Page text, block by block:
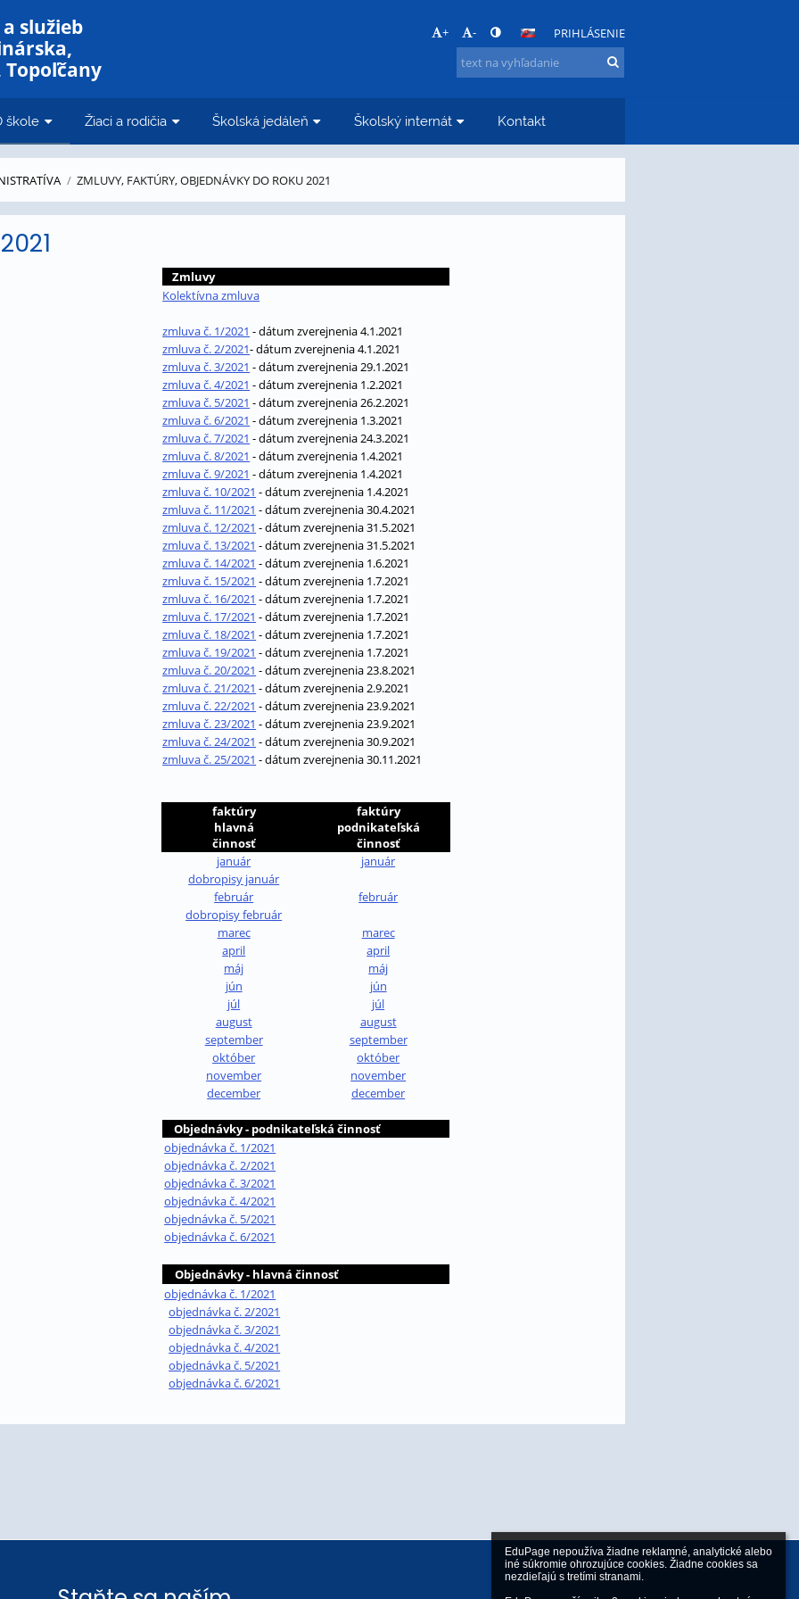
EduPage nepoužíva žiadne reklamné, analytické alebo
iné súkromie ohrozujúce cookies. Žiadne cookies sa
nezdieľajú s tretími stranami.
služieb
Topoľčany
+ - PRIHLÁSENIE
škole Žiaci a rodičia Školská jedáleň Školský internát Kontakt
/ ZMLUVY, FAKTÚRY, OBJEDNÁVKY DO ROKU 2021
2021
<Zmluvy
Kolektívna zmluva
zmluva č. 1/2021 - dátum zverejnenia 4.1.2021
zmluva č. 2/2021- dátum zverejnenia 4.1.2021
zmluva č. 3/2021 - dátum zverejnenia 29.1.2021
zmluva č. 4/2021 - dátum zverejnenia 1.2.2021
zmluva č. 5/2021 - dátum zverejnenia 26.2.2021
zmluva č. 6/2021 - dátum zverejnenia 1.3.2021
zmluva č. 7/2021 - dátum zverejnenia 24.3.2021
zmluva č. 8/2021 - dátum zverejnenia 1.4.2021
zmluva č. 9/2021 - dátum zverejnenia 1.4.2021
zmluva č. 10/2021 - dátum zverejnenia 1.4.2021
zmluva č. 11/2021 - dátum zverejnenia 30.4.2021
zmluva č. 12/2021 - dátum zverejnenia 31.5.2021
zmluva č. 13/2021 - dátum zverejnenia 31.5.2021
zmluva č. 14/2021 - dátum zverejnenia 1.6.2021
zmluva č. 15/2021 - dátum zverejnenia 1.7.2021
zmluva č. 16/2021 - dátum zverejnenia 1.7.2021
zmluva č. 17/2021 - dátum zverejnenia 1.7.2021
zmluva č. 18/2021 - dátum zverejnenia 1.7.2021
zmluva č. 19/2021 - dátum zverejnenia 1.7.2021
zmluva č. 20/2021 - dátum zverejnenia 23.8.2021
zmluva č. 21/2021 - dátum zverejnenia 2.9.2021
zmluva č. 22/2021 - dátum zverejnenia 23.9.2021
zmluva č. 23/2021 - dátum zverejnenia 23.9.2021
zmluva č. 24/2021 - dátum zverejnenia 30.9.2021
zmluva č. 25/2021 - dátum zverejnenia 30.11.2021
faktúry
hlavná
činnosť
faktúry
podnikateľská
činnosť
január
január
dobropisy január
február
február
dobropisy február
marec
marec
april
april
máj
máj
jún
jún
júl
júl
august
august
september
september
október
október
november
november
december
december
Objednávky - podnikateľská činnosť
objednávka č. 1/2021
objednávka č. 2/2021
objednávka č. 3/2021
objednávka č. 4/2021
objednávka č. 5/2021
objednávka č. 6/2021
Objednávky - hlavná činnosť
objednávka č. 1/2021
objednávka č. 2/2021
objednávka č. 3/2021
objednávka č. 4/2021
objednávka č. 5/2021
objednávka č. 6/2021